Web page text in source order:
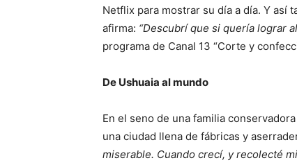
Netflix para mostrar su día a día. Y así
afirma: “Descubrí que si quería lograr
programa de Canal 13 “Corte y
De Ushuaia al mundo
En el seno de una familia
una ciudad llena de fábricas y
miserable. Cuando crecí, y recolecté